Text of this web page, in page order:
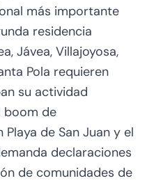
más importante
residencia
Jávea, Villajoyosa,
Pola requieren
su actividad
boom de
de San Juan y el
declaraciones
de comunidades de